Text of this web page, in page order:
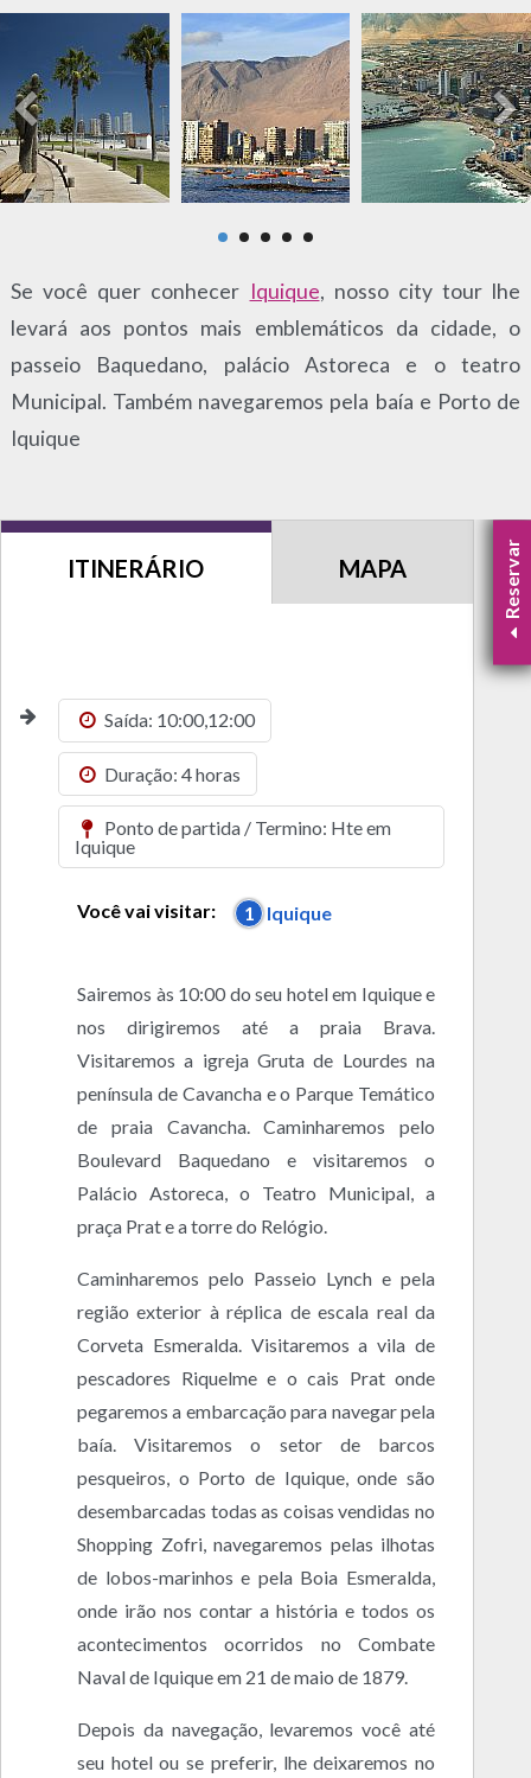
Se você quer conhecer Iquique, nosso city tour lhe
levará aos pontos mais emblemáticos da cidade, o
passeio Baquedano, palácio Astoreca e o teatro
Municipal. Também navegaremos pela baía e Porto de
Iquique
ITINERÁRIO MAPA
Saída: 10:00,12:00
Duração: 4 horas
Ponto de partida / Termino: Hte em
Iquique
Você vai visitar: 1 Iquique
Sairemos às 10:00 do seu hotel em Iquique e
nos dirigiremos até a praia Brava.
Visitaremos a igreja Gruta de Lourdes na
península de Cavancha e o Parque Temático
de praia Cavancha. Caminharemos pelo
Boulevard Baquedano e visitaremos o
Palácio Astoreca, o Teatro Municipal, a
praça Prat e a torre do Relógio.
Caminharemos pelo Passeio Lynch e pela
região exterior à réplica de escala real da
Corveta Esmeralda. Visitaremos a vila de
pescadores Riquelme e o cais Prat onde
pegaremos a embarcação para navegar pela
baía. Visitaremos o setor de barcos
pesqueiros, o Porto de Iquique, onde são
desembarcadas todas as coisas vendidas no
Shopping Zofri, navegaremos pelas ilhotas
de lobos-marinhos e pela Boia Esmeralda,
onde irão nos contar a história e todos os
acontecimentos ocorridos no Combate
Naval de Iquique em 21 de maio de 1879.
Depois da navegação, levaremos você até
seu hotel ou se preferir, lhe deixaremos no
Reservar